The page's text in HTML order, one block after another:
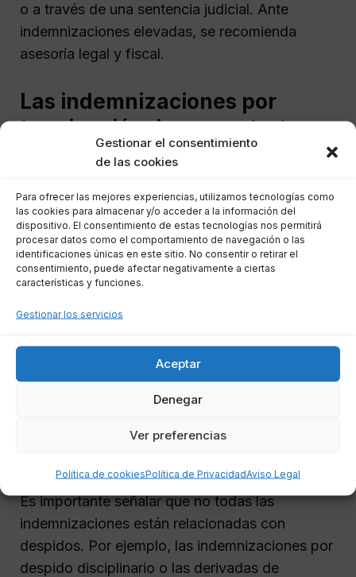
Gestionar el consentimiento
de las cookies
Para ofrecer las mejores experiencias, utilizamos tecnologías como
las cookies para almacenar y/o acceder a la información del
dispositivo. El consentimiento de estas tecnologías nos permitirá
procesar datos como el comportamiento de navegación o las
identificaciones únicas en este sitio. No consentir o retirar el
consentimiento, puede afectar negativamente a ciertas
características y funciones.
Gestionar los servicios
Aceptar
Denegar
Ver preferencias
Política de cookiesPolítica de PrivacidadAviso Legal
o a través de una sentencia judicial. Ante
indemnizaciones elevadas, se recomienda
asesoría legal y fiscal.
Las indemnizaciones por
terminación de un contrato
temporal
Las indemnizaciones derivadas de la
finalización de contratos temporales también
tienen su propia normativa y tratamiento fiscal.
En este caso, la indemnización no tributa
siempre que se ajuste a los límites establecidos
por el mismo Estatuto de los Trabajadores. Sin
cantidad deberá ser declarado y tributará como
rendimiento del trabajo.
Indemnizaciones que no son
Es importante señalar que no todas las
indemnizaciones están relacionadas con
despidos. Por ejemplo, las indemnizaciones por
despido disciplinario o las derivadas de